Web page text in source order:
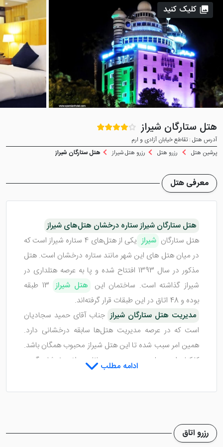
هتل ستارگان شیراز
آدرس هتل : تقاطع خیابان آزادی و ارم
پرشین هتل
رزرو هتل رزرو هتل شیراز هتل ستارگان شیراز
کلیک کنید
معرفی هتل
هتل ستارگان شیراز ستاره درخشان هتل‌های شیراز
هتل ستارگان شیراز
یکی از هتل‌های 4 ستاره شیراز است که
در میان هتل های این شهر مانند ستاره درخشان است. هتل
مذکور در سال 1393 افتتاح شده و پا به عرصه هتلداری در
شیراز گذاشته است. ساختمان این هتل شیراز
13 طبقه
بوده و 48 اتاق در این طبقات قرار گرفته‌اند.
مدیریت هتل ستارگان شیراز جناب آقای حمید سجادیان
است که در عرصه مدیریت هتل‌ها سابقه درخشانی دارد.
همین امر سبب شده تا این هتل شیراز محبوب همگان باشد.
کارکنان این هتل در بدو ورود میهمانان به لابی خوشامدگویی
منو رستوران هتل زیبای ستارگان شیراز
رستوران سنتی این هتل نیز با طبخ انواع غذاهای دریایی،
ادامه مطلب
رزرو اتاق